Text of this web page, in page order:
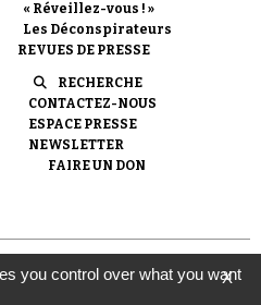
à Vera
« Réveillez-vous ! »
Les Déconspirateurs
REVUES DE PRESSE
RECHERCHE
CONTACTEZ-NOUS
ESPACE PRESSE
NEWSLETTER
FAIRE UN DON
| Une réalisation de
loi de 1901) avec
Mémoire de la Shoah.
X
you control over what you want